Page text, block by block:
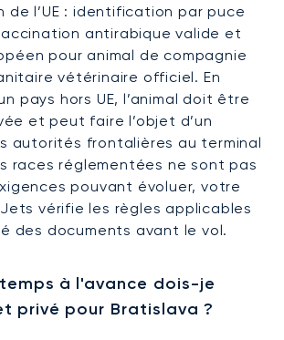
de l’UE : identification par puce
antirabique valide et
pour animal de compagnie
vétérinaire officiel. En
pays hors UE, l’animal doit être
et peut faire l’objet d’un
autorités frontalières au terminal
races réglementées ne sont pas
pouvant évoluer, votre
vérifie les règles applicables
des documents avant le vol.
à l'avance dois-je
privé pour Bratislava ?